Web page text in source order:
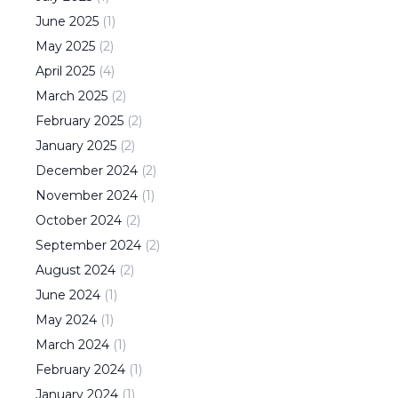
June 2025 (1)
May 2025 (2)
April 2025 (4)
March 2025 (2)
February 2025 (2)
January 2025 (2)
December 2024 (2)
November 2024 (1)
October 2024 (2)
September 2024 (2)
August 2024 (2)
June 2024 (1)
May 2024 (1)
March 2024 (1)
February 2024 (1)
January 2024 (1)